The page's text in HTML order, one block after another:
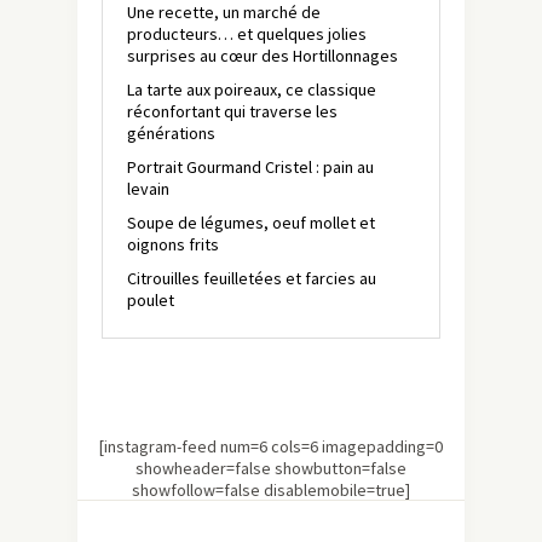
Une recette, un marché de
producteurs… et quelques jolies
surprises au cœur des Hortillonnages
La tarte aux poireaux, ce classique
réconfortant qui traverse les
générations
Portrait Gourmand Cristel : pain au
levain
Soupe de légumes, oeuf mollet et
oignons frits
Citrouilles feuilletées et farcies au
poulet
[instagram-feed num=6 cols=6 imagepadding=0
showheader=false showbutton=false
showfollow=false disablemobile=true]